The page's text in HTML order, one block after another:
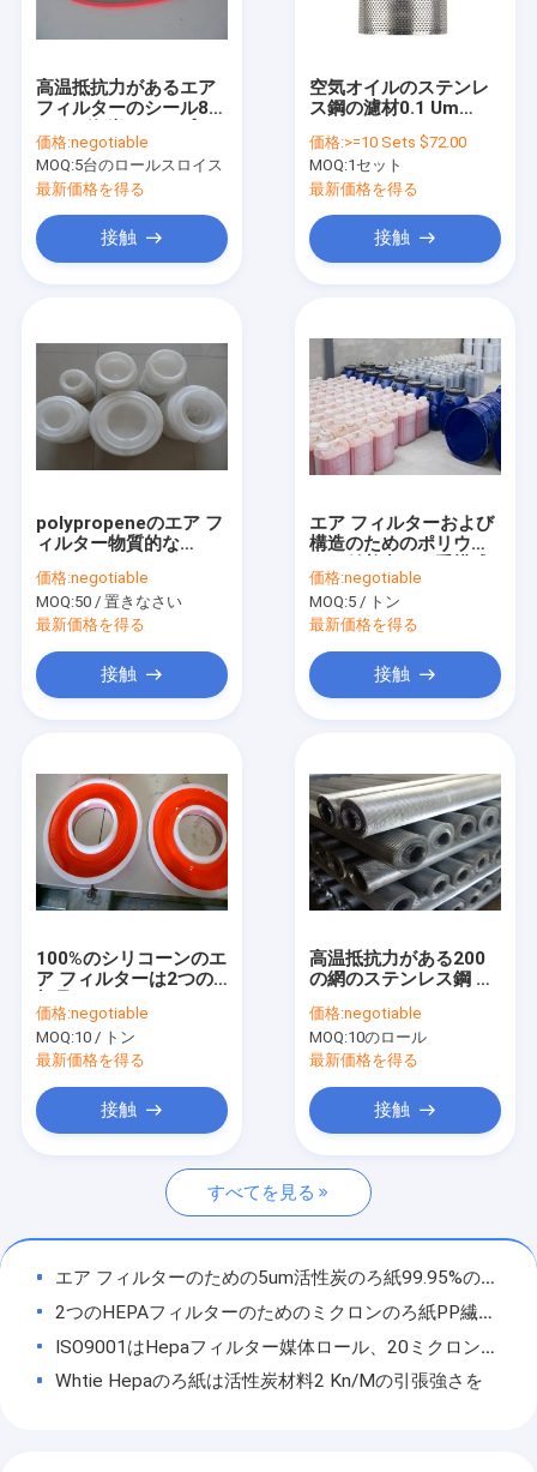
家
製品
工場旅行
品質管理
私達に連絡しなさい
引用を要求しなさい
エア フィルター材料
エア フィルターの接着剤
エア フィルターの要素
ステンレス鋼の濾材
金属繊維フィルター
機械を作る石油フィルター
エア フィルターの製造業機械
金属の装飾的な網
高温抵抗力があるエア
フィルターのシール85
ンのゴム
価格:negotiable
MOQ:5台のロールスロイス
最新価格を得る
接触
空気オイルのステンレ
ス鋼の濾材0.1 Um
99.9%
価格:>=10 Sets $72.00
MOQ:1セット
最新価格を得る
接触
polypropeneのエア フ
ィルター物質的な
プラスチック型
価格:negotiable
MOQ:50 / 置きなさい
最新価格を得る
接触
エア フィルターおよび
構造のためのポリウレ
の接着剤
価格:negotiable
MOQ:5 / トン
最新価格を得る
接触
100%のシリコーンのエ
ア フィルターは2つの
るバケツの包装につけ
る
価格:negotiable
MOQ:10 / トン
最新価格を得る
接触
高温抵抗力がある200
の網のステンレス鋼 ス
っきした
価格:negotiable
MOQ:10のロール
最新価格を得る
接触
すべてを見る
エア フィルターのための5um活性炭のろ紙99.95%のろ過率
2つのHEPAフィルターのためのミクロンのろ紙PP繊維材料87139 - 33010
ISO9001はHepaフィルター媒体ロール、20ミクロンのろ紙を承認した
Whtie Hepaのろ紙は活性炭材料2 Kn/Mの引張強さを